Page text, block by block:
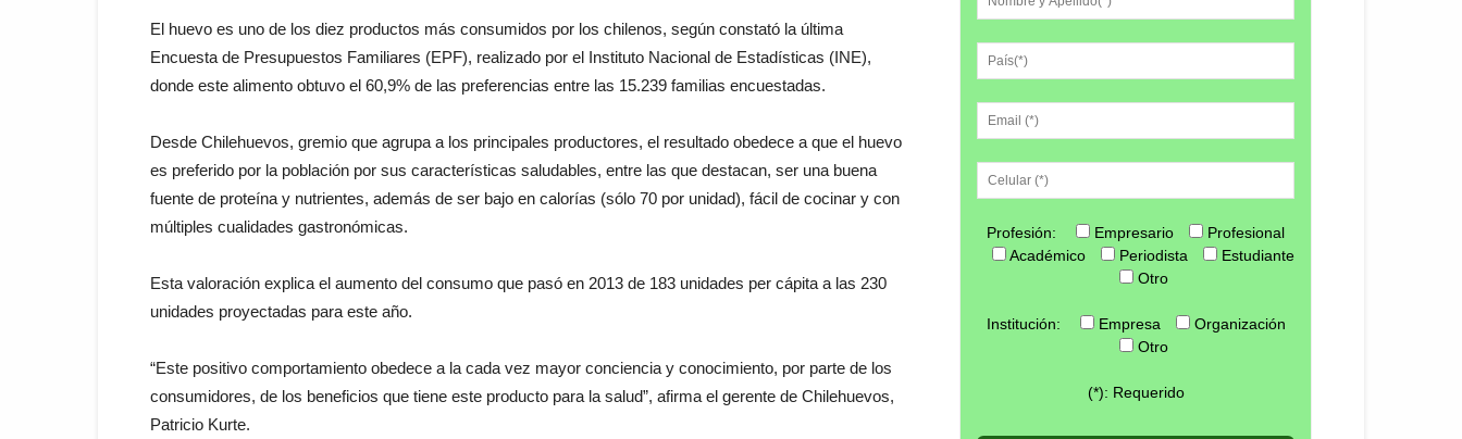
El huevo es uno de los diez productos más consumidos por los chilenos, según constató la última
Encuesta de Presupuestos Familiares (EPF), realizado por el Instituto Nacional de Estadísticas (INE),
donde este alimento obtuvo el 60,9% de las preferencias entre las 15.239 familias encuestadas.
Desde Chilehuevos, gremio que agrupa a los principales productores, el resultado obedece a que el huevo
es preferido por la población por sus características saludables, entre las que destacan, ser una buena
fuente de proteína y nutrientes, además de ser bajo en calorías (sólo 70 por unidad), fácil de cocinar y con
múltiples cualidades gastronómicas.
Esta valoración explica el aumento del consumo que pasó en 2013 de 183 unidades per cápita a las 230
unidades proyectadas para este año.
“Este positivo comportamiento obedece a la cada vez mayor conciencia y conocimiento, por parte de los
consumidores, de los beneficios que tiene este producto para la salud”, afirma el gerente de Chilehuevos,
Patricio Kurte.
Profesión: Empresario
Profesional
Académico
Periodista
Estudiante
Otro
Institución: Empresa
Organización
Otro
(*): Requerido